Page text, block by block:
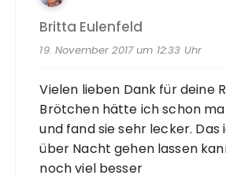
Britta Eulenfeld
19. November 2017 um 12:33 Uhr
Vielen lieben Dank für deine
Brötchen hätte ich schon
und fand sie sehr lecker. Das
über Nacht gehen lassen
noch viel besser